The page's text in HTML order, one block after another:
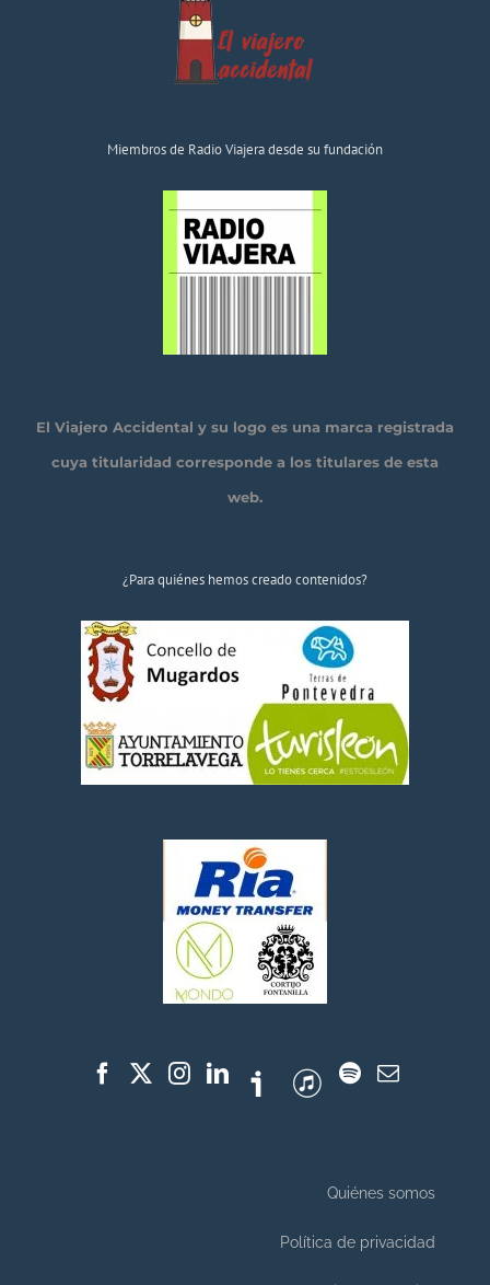
Miembros de Radio Viajera desde su fundación
El Viajero Accidental y su logo es una marca registrada
cuya titularidad corresponde a los titulares de esta
web.
¿Para quiénes hemos creado contenidos?
Quiénes somos
Política de privacidad